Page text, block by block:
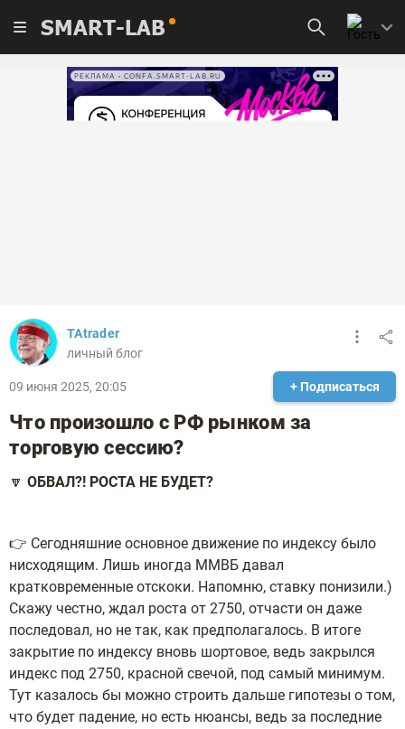
SMART-LAB
РЕКЛАМА • CONFA.SMART-LAB.RU
TAtrader
личный блог
09 июня 2025, 20:05 + Подписаться
Что произошло с РФ рынком за
торговую сессию?
🔽 ОБВАЛ?! РОСТА НЕ БУДЕТ?
👉 Сегодняшние основное движение по индексу было
нисходящим. Лишь иногда ММВБ давал
кратковременные отскоки. Напомню, ставку понизили.)
Скажу честно, ждал роста от 2750, отчасти он даже
последовал, но не так, как предполагалось. В итоге
закрытие по индексу вновь шортовое, ведь закрылся
индекс под 2750, красной свечой, под самый минимум.
Тут казалось бы можно строить дальше гипотезы о том,
что будет падение, но есть нюансы, ведь за последние